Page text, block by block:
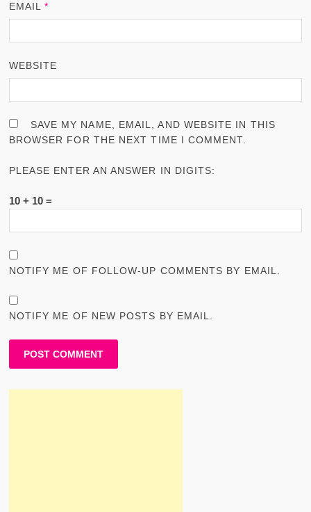
EMAIL*
WEBSITE
SAVE MY NAME, EMAIL, AND WEBSITE IN THIS
BROWSER FOR THE NEXT TIME I COMMENT.
PLEASE ENTER AN ANSWER IN DIGITS:
10 + 10 =
NOTIFY ME OF FOLLOW-UP COMMENTS BY EMAIL.
NOTIFY ME OF NEW POSTS BY EMAIL.